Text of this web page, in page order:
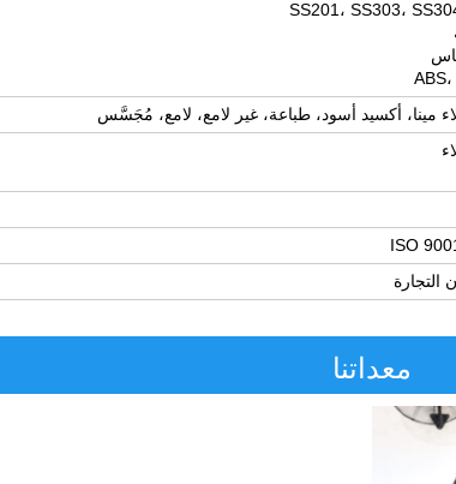
مينا، أكسيد أسود، طباعة، غير لامع، لامع، مُجَسَّس
ISO
معداتنا